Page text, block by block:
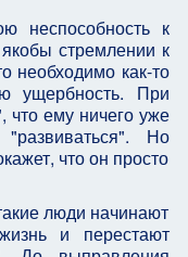
неспособность к
стремлении к
необходимо как-то
ущербность. При
что ему ничего уже
Но
что он просто
люди начинают
и перестают